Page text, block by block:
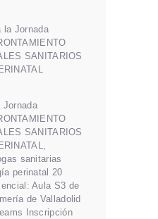
Jornada
SANITARIOS
sanitarias
perinatal 20
Aula S3 de
de Valladolid
Inscripción